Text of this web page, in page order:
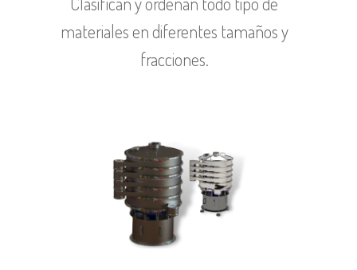
materiales en diferentes tamaños y
fracciones.